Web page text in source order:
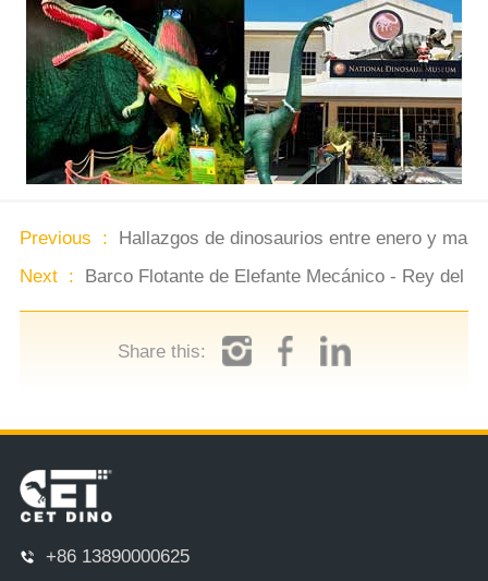
Previous : Hallazgos de dinosaurios entre enero y
Next : Barco Flotante de Elefante Mecánico - Rey del
Share this:
+86 13890000625